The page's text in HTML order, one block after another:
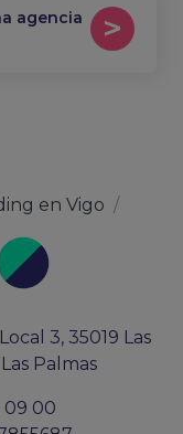
agencia
en Vigo /
3, 35019 Las
Palmas
09 00